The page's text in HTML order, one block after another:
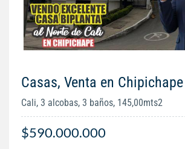
Casas, Venta en Chipichape
Cali, 3 alcobas, 3 baños, 145,00mts2
$590.000.000